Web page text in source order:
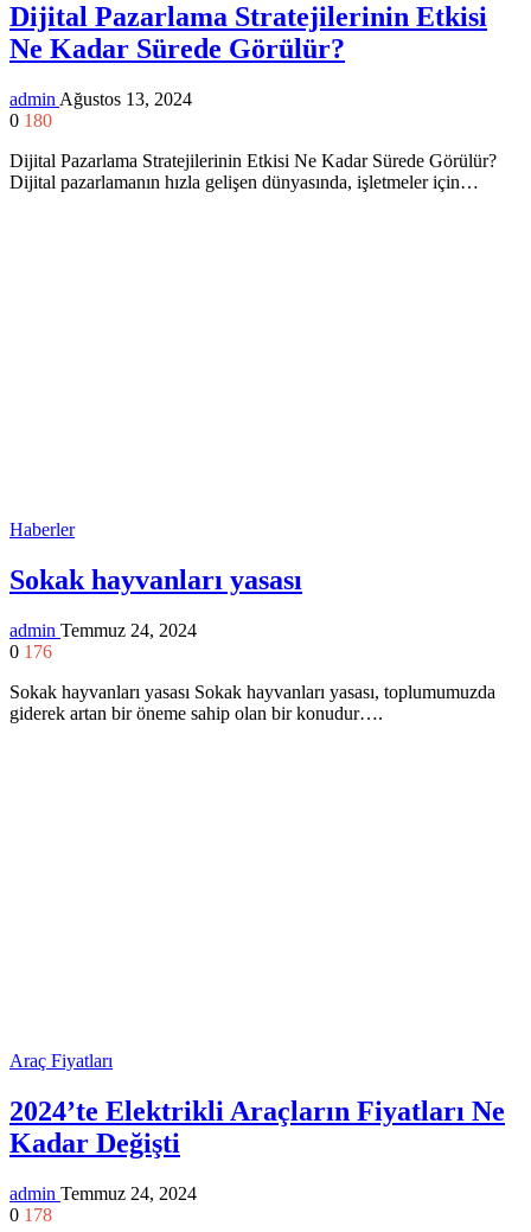
Dijital Pazarlama Stratejilerinin Etkisi
Ne Kadar Sürede Görülür?
admin Ağustos 13, 2024
0 180
Dijital Pazarlama Stratejilerinin Etkisi Ne Kadar Sürede Görülür?
Dijital pazarlamanın hızla gelişen dünyasında, işletmeler için…
Haberler
Sokak hayvanları yasası
admin Temmuz 24, 2024
0 176
Sokak hayvanları yasası Sokak hayvanları yasası, toplumumuzda
giderek artan bir öneme sahip olan bir konudur….
Araç Fiyatları
2024’te Elektrikli Araçların Fiyatları Ne
Kadar Değişti
admin Temmuz 24, 2024
0 178